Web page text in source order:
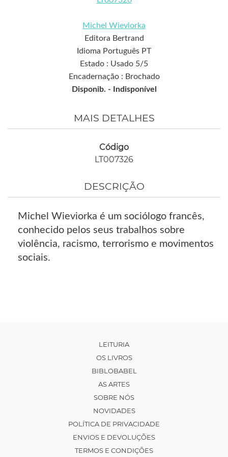
Michel Wieviorka
Editora Bertrand
Idioma Português PT
Estado : Usado 5/5
Encadernação : Brochado
Disponib. -
Indisponível
MAIS DETALHES
Código
LT007326
DESCRIÇÃO
Michel Wieviorka é um sociólogo francês,
conhecido pelos seus trabalhos sobre
violência, racismo, terrorismo e movimentos
sociais.
LEITURIA
OS LIVROS
BIBLOBABEL
AS ARTES
SOBRE NÓS
NOVIDADES
POLÍTICA DE PRIVACIDADE
ENVIOS E DEVOLUÇÕES
TERMOS E CONDIÇÕES